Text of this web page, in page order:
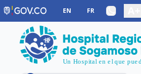
Saltar al contenido principal
EN FR